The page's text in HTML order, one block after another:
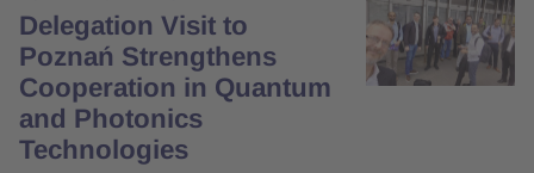
Delegation Visit to
Poznań Strengthens
Cooperation in Quantum
and Photonics
Technologies